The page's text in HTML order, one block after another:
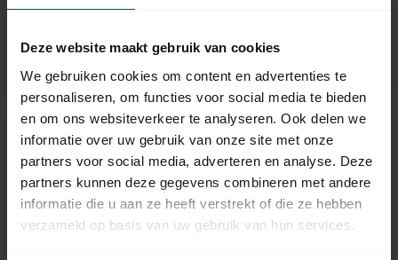
Deze website maakt gebruik van cookies
We gebruiken cookies om content en advertenties te
personaliseren, om functies voor social media te bieden
en om ons websiteverkeer te analyseren. Ook delen we
informatie over uw gebruik van onze site met onze
partners voor social media, adverteren en analyse. Deze
partners kunnen deze gegevens combineren met andere
informatie die u aan ze heeft verstrekt of die ze hebben
verzameld op basis van uw gebruik van hun services.
4,95 49,95